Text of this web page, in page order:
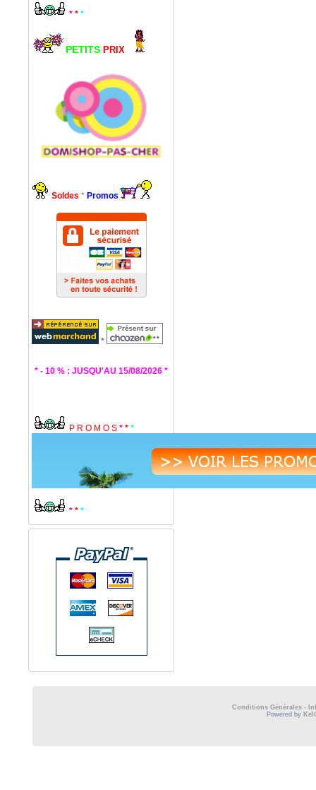
* * *
PETITS PRIX
Soldes * Promos
*
* - 10 % : JUSQU'AU 15/08/2026 *
P R O M O S * * *
* * *
Conditions Générales -
Powered by